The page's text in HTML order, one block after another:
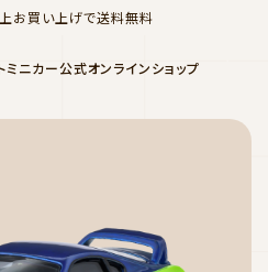
お買い上げで送料無料
ミニカー公式オンラインショップ